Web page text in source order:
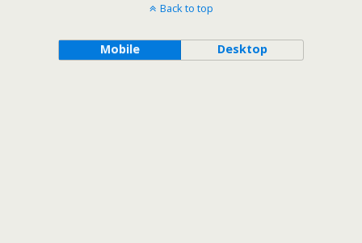
Back to top
Mobile Desktop